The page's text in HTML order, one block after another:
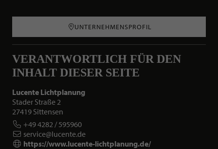
UNTERNEHMENSPROFIL
VERANTWORTLICH FÜR DEN
INHALT DIESER SEITE
Lucente Lichtplanung
Stader Straße 2
27419 Sittensen
+49 4282 / 595960
service@lucente.de
https://www.lucente-lichtplanung.de/